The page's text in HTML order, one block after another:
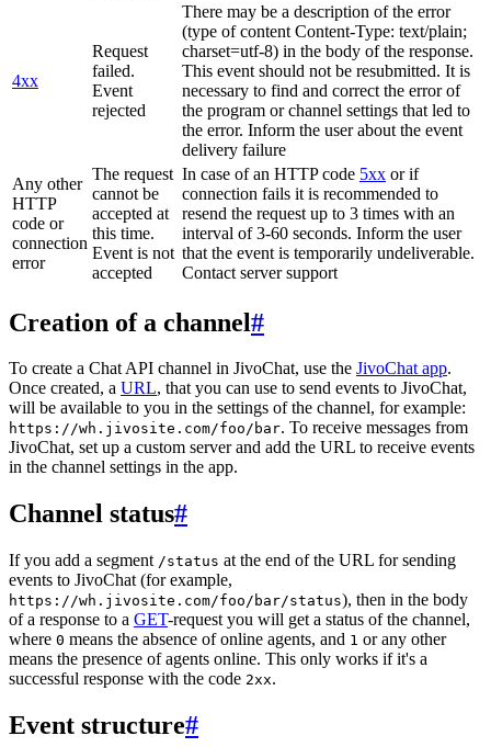
4xx
Request
failed.
Event
rejected
There may be a description of the error
(type of content Content-Type: text/plain;
charset=utf-8) in the body of the response.
This event should not be resubmitted. It is
necessary to find and correct the error of
the program or channel settings that led to
the error. Inform the user about the event
delivery failure
Any other
HTTP
code or
connection
error
The request
cannot be
accepted at
this time.
Event is not
accepted
In case of an HTTP code 5xx or if
connection fails it is recommended to
resend the request up to 3 times with an
interval of 3-60 seconds. Inform the user
that the event is temporarily undeliverable.
Contact server support
Creation of a channel#
To create a Chat API channel in JivoChat, use the JivoChat app.
Once created, a URL, that you can use to send events to JivoChat,
will be available to you in the settings of the channel, for example:
https://wh.jivosite.com/foo/bar. To receive messages from
JivoChat, set up a custom server and add the URL to receive events
in the channel settings in the app.
Channel status#
If you add a segment /status at the end of the URL for sending
events to JivoChat (for example,
https://wh.jivosite.com/foo/bar/status), then in the body
of a response to a GET-request you will get a status of the channel,
where 0 means the absence of online agents, and 1 or any other
means the presence of agents online. This only works if it's a
successful response with the code 2xx.
Event structure#